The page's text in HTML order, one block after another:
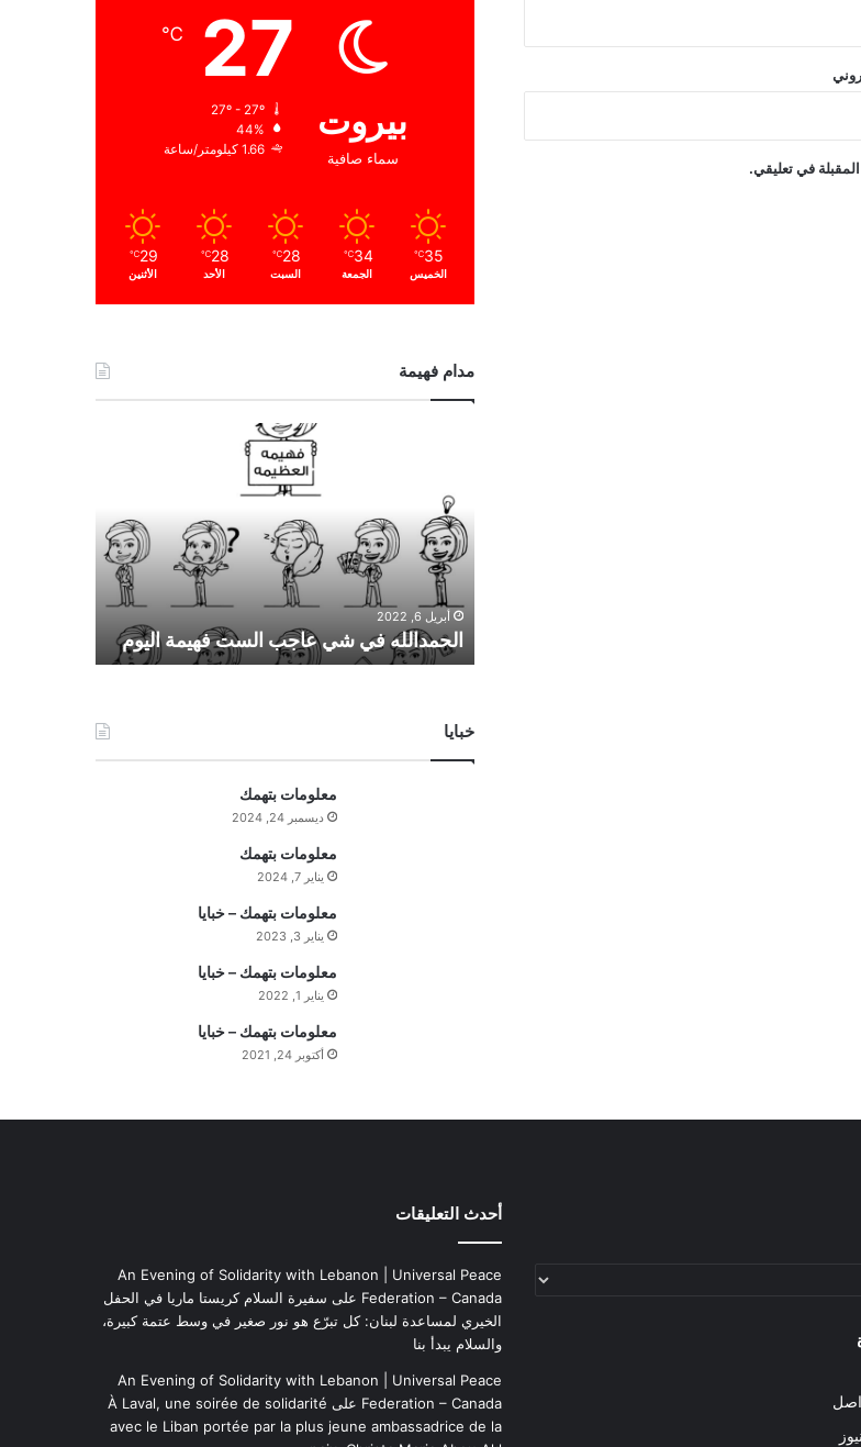
في تعليقي.
بيروت
سماء صافية
27
℃
44%
1.66 كيلومتر/ساعة
35
℃
الخميس
34
℃
الجمعة
28
℃
السبت
28
℃
الأحد
29
℃
الأثنين
مدام فهيمة
د
ي
ع
ا
أبريل 6, 2022
الحمدالله في شي عاجب الست فهيمة اليوم
خبايا
معلومات بتهمك
ديسمبر 24, 2024
معلومات بتهمك
يناير 7, 2024
معلومات بتهمك – خبايا
يناير 3, 2023
معلومات بتهمك – خبايا
يناير 1, 2022
معلومات بتهمك – خبايا
أكتوبر 24, 2021
أحدث التعليقات
An Evening of Solidarity with Lebanon | Universal Peace
Federation – Canada على سفيرة السلام كريستا ماريا في الحفل
الخيري لمساعدة لبنان: كل تبرّع هو نور صغير في وسط عتمة كبيرة،
والسلام يبدأ بنا
An Evening of Solidarity with Lebanon | Universal Peace
Federation – Canada على À Laval, une soirée de solidarité
avec le Liban portée par la plus jeune ambassadrice de la